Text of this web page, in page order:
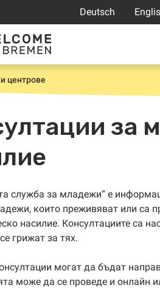
Deutsch
центрове
за
служба за младежи“ е
които преживяват или са
насилие. Консултациите са
грижат за тях.
могат да бъдат
може да се проведе и онлайн